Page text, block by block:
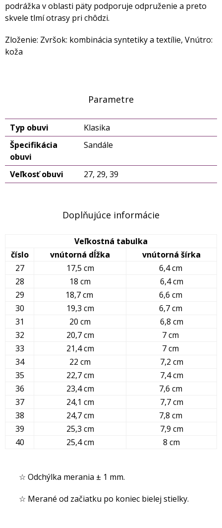
podrážka v oblasti päty podporuje odpruženie a preto
skvele tlmí otrasy pri chôdzi.
Zloženie: Zvršok: kombinácia syntetiky a textílie, Vnútro:
koža
Parametre
Typ obuvi
Klasika
Špecifikácia
obuvi
Sandále
Veľkosť obuvi 27, 29, 39
Doplňujúce informácie
Veľkostná tabulka
číslo
vnútorná dĺžka
vnútorná šírka
27
17,5 cm
6,4 cm
28
18 cm
6,4 cm
29
18,7 cm
6,6 cm
30
19,3 cm
6,7 cm
31
20 cm
6,8 cm
32
20,7 cm
7 cm
33
21,4 cm
7 cm
34
22 cm
7,2 cm
35
22,7 cm
7,4 cm
36
23,4 cm
7,6 cm
37
24,1 cm
7,7 cm
38
24,7 cm
7,8 cm
39
25,3 cm
7,9 cm
40
25,4 cm 8 cm
☆ Odchýlka merania ± 1 mm.
☆ Merané od začiatku po koniec bielej stielky.